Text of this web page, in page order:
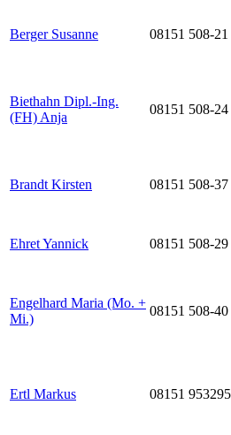
Berger Susanne 08151 508-21
Biethahn Dipl.-Ing.
(FH) Anja
08151 508-24
Brandt Kirsten 08151 508-37
Ehret Yannick 08151 508-29
Engelhard Maria (Mo. +
Mi.)
08151 508-40
Ertl Markus 08151 953295